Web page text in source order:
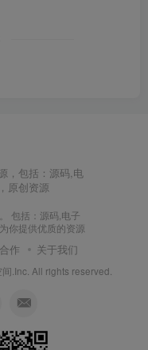
，包括：源码,电
原创资源
包括：源码,电子
你提供优质的资源
作 关于我们
.Inc. All rights reserved.